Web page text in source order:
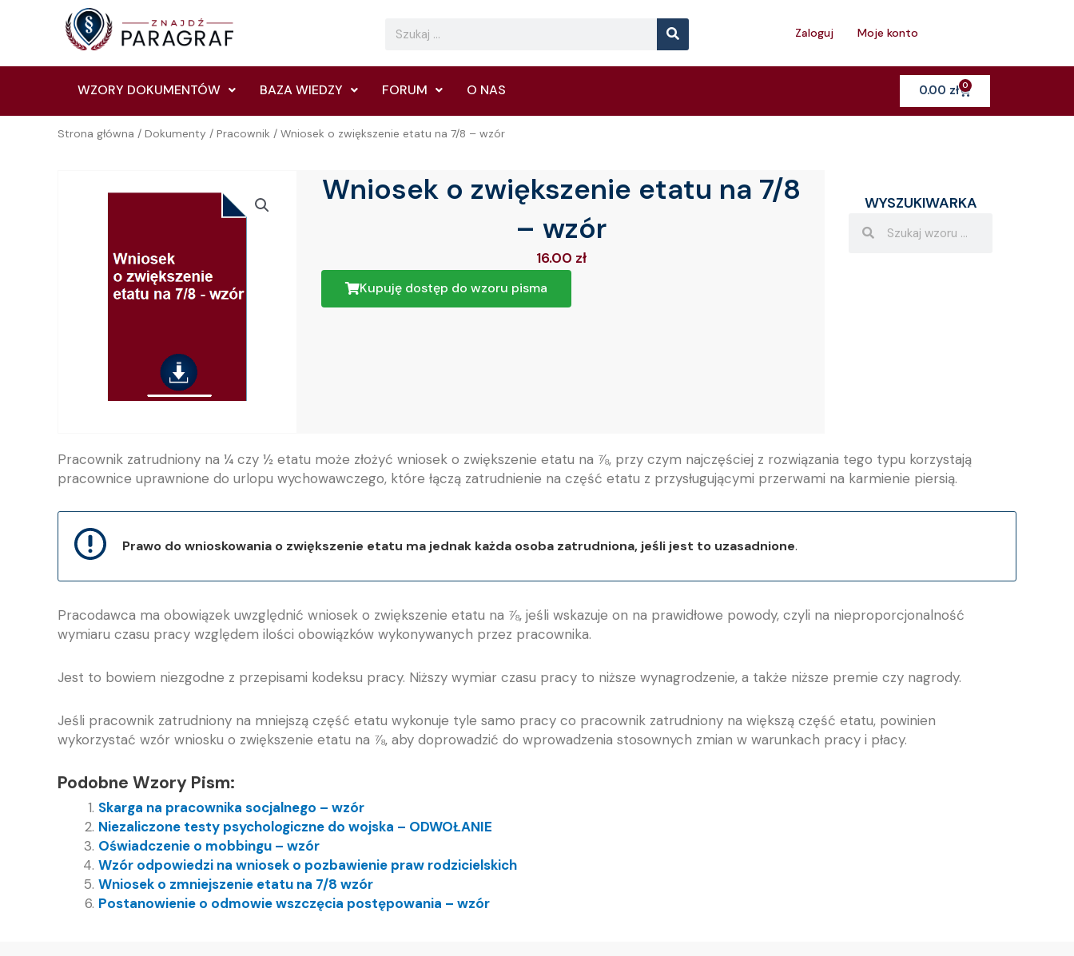
Search Search
Zaloguj Moje konto
WZORY DOKUMENTÓW BAZA WIEDZY FORUM O NAS 0.00 zł 0Cart
Strona główna / Dokumenty / Pracownik / Wniosek o zwiększenie etatu na 7/8 – wzór
Wniosek o zwiększenie etatu na 7/8
– wzór
16.00 zł
Kupuję dostęp do wzoru pisma
WYSZUKIWARKA
Pracownik zatrudniony na ¼ czy ½ etatu może złożyć wniosek o zwiększenie etatu na ⅞, przy czym najczęściej z rozwiązania tego typu korzystają
pracownice uprawnione do urlopu wychowawczego, które łączą zatrudnienie na część etatu z przysługującymi przerwami na karmienie piersią.
Prawo do wnioskowania o zwiększenie etatu ma jednak każda osoba zatrudniona, jeśli jest to uzasadnione.
Pracodawca ma obowiązek uwzględnić wniosek o zwiększenie etatu na ⅞, jeśli wskazuje on na prawidłowe powody, czyli na nieproporcjonalność
wymiaru czasu pracy względem ilości obowiązków wykonywanych przez pracownika.
Jest to bowiem niezgodne z przepisami kodeksu pracy. Niższy wymiar czasu pracy to niższe wynagrodzenie, a także niższe premie czy nagrody.
Jeśli pracownik zatrudniony na mniejszą część etatu wykonuje tyle samo pracy co pracownik zatrudniony na większą część etatu, powinien
wykorzystać wzór wniosku o zwiększenie etatu na ⅞, aby doprowadzić do wprowadzenia stosownych zmian w warunkach pracy i płacy.
Podobne Wzory Pism:
Skarga na pracownika socjalnego – wzór
Niezaliczone testy psychologiczne do wojska – ODWOŁANIE
Oświadczenie o mobbingu – wzór
Wzór odpowiedzi na wniosek o pozbawienie praw rodzicielskich
Wniosek o zmniejszenie etatu na 7/8 wzór
Postanowienie o odmowie wszczęcia postępowania – wzór